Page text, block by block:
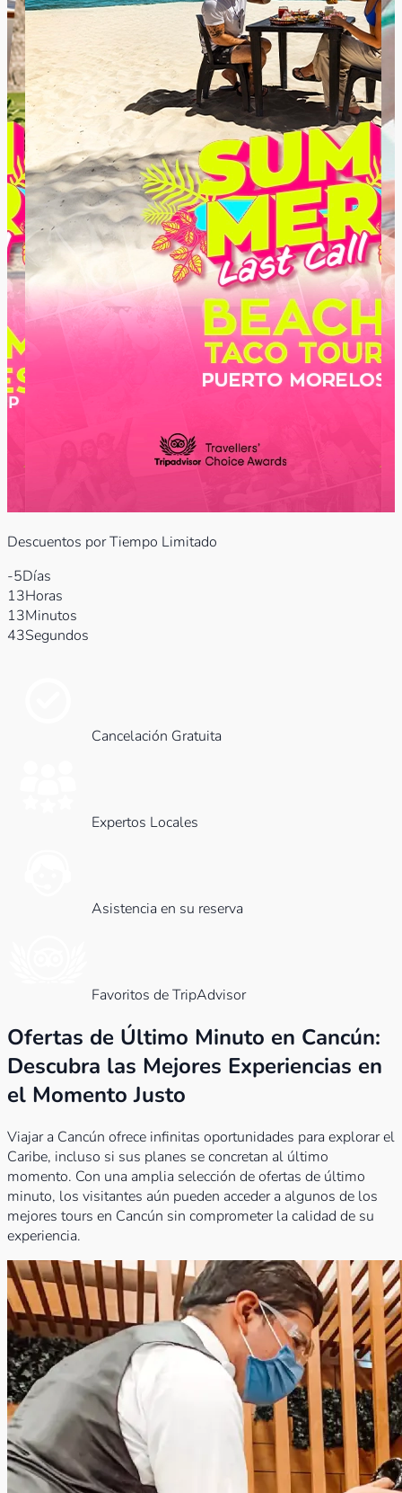
Descuentos por Tiempo Limitado
-5Días
13Horas
13Minutos
45Segundos
Cancelación Gratuita
Expertos Locales
Asistencia en su reserva
Favoritos de TripAdvisor
Ofertas de Último Minuto en Cancún:
Descubra las Mejores Experiencias en
el Momento Justo
Viajar a Cancún ofrece infinitas oportunidades para explorar el
Caribe, incluso si sus planes se concretan al último
momento. Con una amplia selección de ofertas de último
minuto, los visitantes aún pueden acceder a algunos de los
mejores tours en Cancún sin comprometer la calidad de su
experiencia.